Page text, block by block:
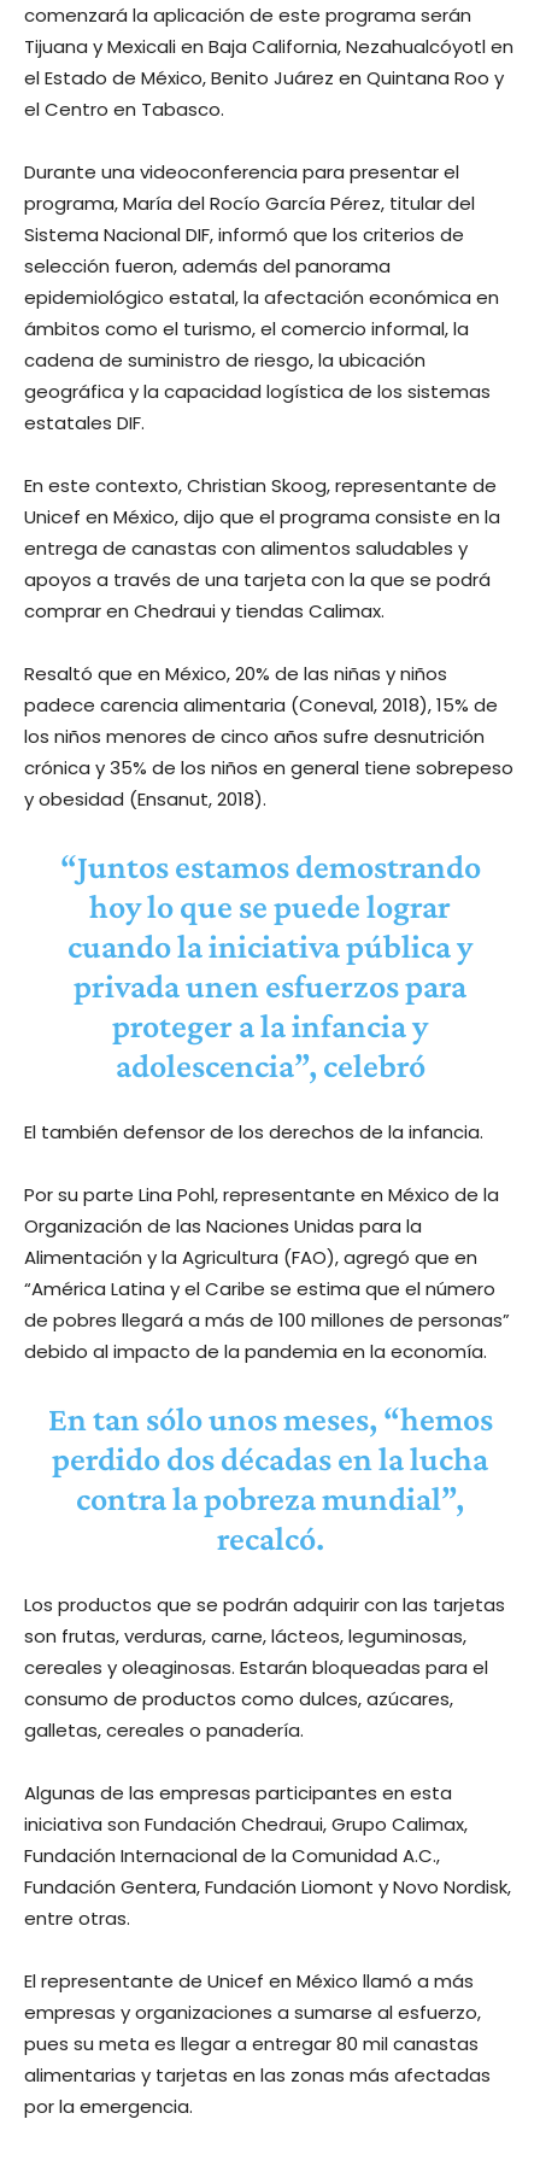
comenzará la aplicación de este programa serán
Tijuana y Mexicali en Baja California, Nezahualcóyotl en
el Estado de México, Benito Juárez en Quintana Roo y
el Centro en Tabasco.
Durante una videoconferencia para presentar el
programa, María del Rocío García Pérez, titular del
Sistema Nacional DIF, informó que los criterios de
selección fueron, además del panorama
epidemiológico estatal, la afectación económica en
ámbitos como el turismo, el comercio informal, la
cadena de suministro de riesgo, la ubicación
geográfica y la capacidad logística de los sistemas
estatales DIF.
En este contexto, Christian Skoog, representante de
Unicef en México, dijo que el programa consiste en la
entrega de canastas con alimentos saludables y
apoyos a través de una tarjeta con la que se podrá
comprar en Chedraui y tiendas Calimax.
Resaltó que en México, 20% de las niñas y niños
padece carencia alimentaria (Coneval, 2018), 15% de
los niños menores de cinco años sufre desnutrición
crónica y 35% de los niños en general tiene sobrepeso
y obesidad (Ensanut, 2018).
“Juntos estamos demostrando
hoy lo que se puede lograr
cuando la iniciativa pública y
privada unen esfuerzos para
proteger a la infancia y
adolescencia”, celebró
El también defensor de los derechos de la infancia.
Por su parte Lina Pohl, representante en México de la
Organización de las Naciones Unidas para la
Alimentación y la Agricultura (FAO), agregó que en
“América Latina y el Caribe se estima que el número
de pobres llegará a más de 100 millones de personas”
debido al impacto de la pandemia en la economía.
En tan sólo unos meses, “hemos
perdido dos décadas en la lucha
contra la pobreza mundial”,
recalcó.
Los productos que se podrán adquirir con las tarjetas
son frutas, verduras, carne, lácteos, leguminosas,
cereales y oleaginosas. Estarán bloqueadas para el
consumo de productos como dulces, azúcares,
galletas, cereales o panadería.
Algunas de las empresas participantes en esta
iniciativa son Fundación Chedraui, Grupo Calimax,
Fundación Internacional de la Comunidad A.C.,
Fundación Gentera, Fundación Liomont y Novo Nordisk,
entre otras.
El representante de Unicef en México llamó a más
empresas y organizaciones a sumarse al esfuerzo,
pues su meta es llegar a entregar 80 mil canastas
alimentarias y tarjetas en las zonas más afectadas
por la emergencia.